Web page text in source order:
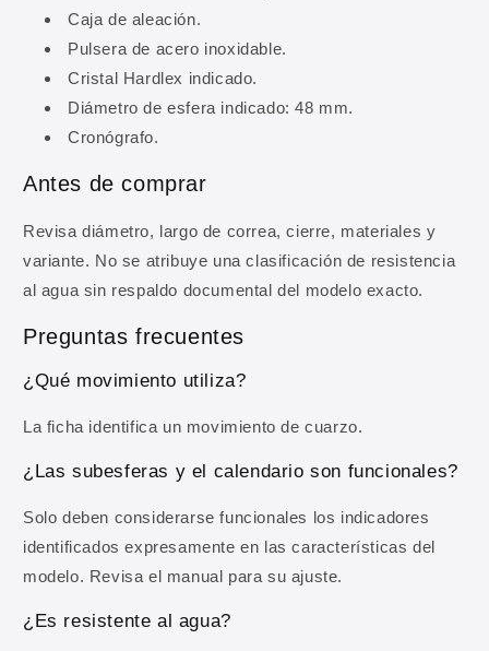
Caja de aleación.
Pulsera de acero inoxidable.
Cristal Hardlex indicado.
Diámetro de esfera indicado: 48 mm.
Cronógrafo.
Antes de comprar
Revisa diámetro, largo de correa, cierre, materiales y
variante. No se atribuye una clasificación de resistencia
al agua sin respaldo documental del modelo exacto.
Preguntas frecuentes
¿Qué movimiento utiliza?
La ficha identifica un movimiento de cuarzo.
¿Las subesferas y el calendario son funcionales?
Solo deben considerarse funcionales los indicadores
identificados expresamente en las características del
modelo. Revisa el manual para su ajuste.
¿Es resistente al agua?
Regístrate y obtén 10% de
descuento en tu primera
compra
Ingresa tu correo para obtener 10% de
ofertas y novedades.
Correo electrónico
OBTENER MI 10% DE DESCUENTO
Al registrarte aceptas recibir comunicaciones comerciales y